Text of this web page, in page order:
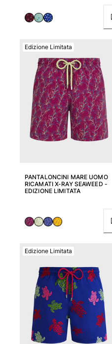
PANTALONCINI MARE UOMO
RICAMATI X-RAY SEAWEED -
EDIZIONE LIMITATA
Edizione Limitata
Edizione Limitata